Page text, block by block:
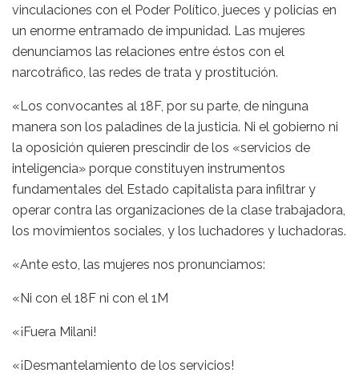
vinculaciones con el Poder Político, jueces y policías en
un enorme entramado de impunidad. Las mujeres
denunciamos las relaciones entre éstos con el
narcotráfico, las redes de trata y prostitución.
«Los convocantes al 18F, por su parte, de ninguna
manera son los paladines de la justicia. Ni el gobierno ni
la oposición quieren prescindir de los «servicios de
inteligencia» porque constituyen instrumentos
fundamentales del Estado capitalista para infiltrar y
operar contra las organizaciones de la clase trabajadora,
los movimientos sociales, y los luchadores y luchadoras.
«Ante esto, las mujeres nos pronunciamos:
«Ni con el 18F ni con el 1M
«¡Fuera Milani!
«¡Desmantelamiento de los servicios!